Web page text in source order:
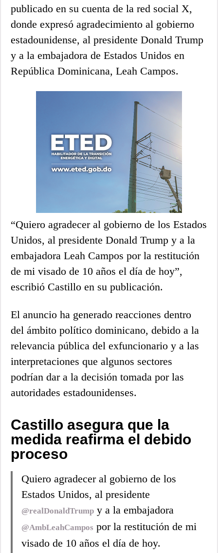
publicado en su cuenta de la red social X,
donde expresó agradecimiento al gobierno
estadounidense, al presidente Donald Trump
y a la embajadora de Estados Unidos en
República Dominicana, Leah Campos.
“Quiero agradecer al gobierno de los Estados
Unidos, al presidente Donald Trump y a la
embajadora Leah Campos por la restitución
de mi visado de 10 años el día de hoy”,
escribió Castillo en su publicación.
El anuncio ha generado reacciones dentro
del ámbito político dominicano, debido a la
relevancia pública del exfuncionario y a las
interpretaciones que algunos sectores
podrían dar a la decisión tomada por las
autoridades estadounidenses.
Castillo asegura que la
medida reafirma el debido
proceso
Quiero agradecer al gobierno de los
Estados Unidos, al presidente
@realDonaldTrump y a la embajadora
@AmbLeahCampos por la restitución de mi
visado de 10 años el día de hoy.